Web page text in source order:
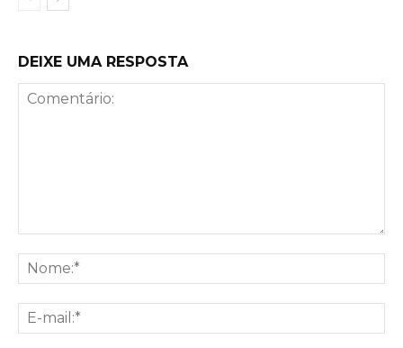
DEIXE UMA RESPOSTA